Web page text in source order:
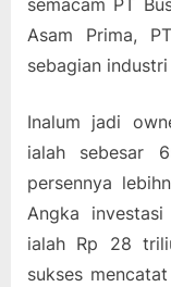
semacam PT
Asam Prima,
sebagian
Inalum jadi
ialah sebesar
persennya
Angka
ialah Rp 28
sukses